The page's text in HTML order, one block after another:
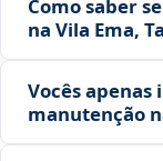
Como saber
na Vila Ema,
Vocês
manutenção